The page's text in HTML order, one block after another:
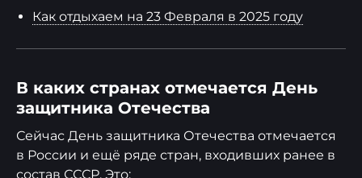
Как отдыхаем на 23 Февраля в 2025 году
В каких странах отмечается День
защитника Отечества
Сейчас День защитника Отечества отмечается
в России и ещё ряде стран, входивших ранее в
состав СССР. Это: